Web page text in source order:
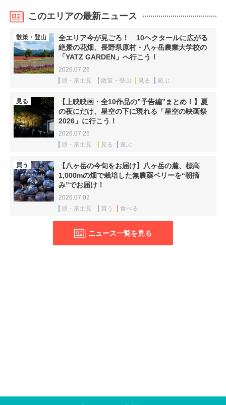
このエリアの最新ニュース
散策・登山
全エリア今が見ごろ！ 10ヘクタールに広がる
絶景の花畑、長野県原村・八ヶ岳農業大学校の
「YATZ GARDEN」へ行こう！
2026.07.26
原・富士見
散策・登山 見る 遊ぶ
見る
【上映映画・全10作品の”予告編”まとめ！】夏
の夜にだけ、星空の下に現れる「星空の映画祭
2026」に行こう！
2026.07.25
原・富士見
見る 遊ぶ
買う
【八ヶ岳の今旬をお届け】八ヶ岳の麓、標高
1,000mの畑で栽培した無農薬ベリーを“朝摘
み”でお届け！
2026.07.02
原・富士見
買う 食べる
ニュース一覧を見る